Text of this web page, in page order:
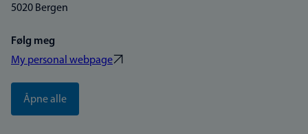
5020 Bergen
Følg meg
My personal webpage
Åpne alle